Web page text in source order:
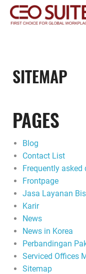
SITEMAP
PAGES
Blog
Contact List
Frequently asked
Frontpage
Jasa Layanan
Karir
News
News in Korea
Perbandingan
Serviced Offices
Sitemap